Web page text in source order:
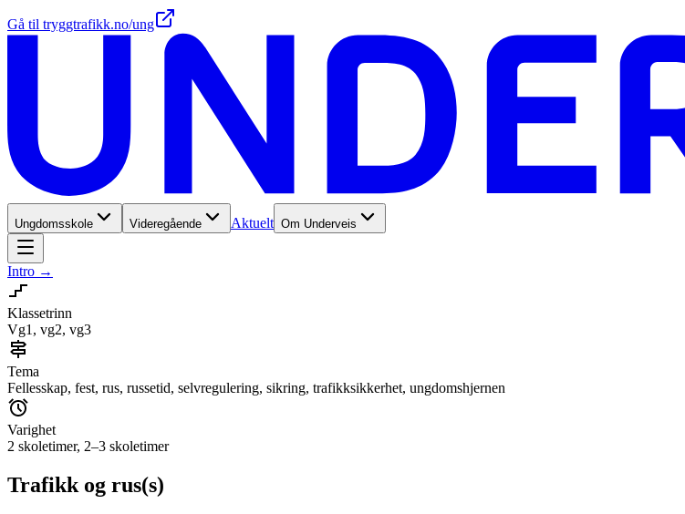
Gå til tryggtrafikk.no/ung
Ungdomsskole Videregående Aktuelt Om Underveis
Intro →
Klassetrinn
Vg1, vg2, vg3
Tema
Fellesskap, fest, rus, russetid, selvregulering, sikring, trafikksikkerhet, ungdomshjernen
Varighet
2 skoletimer, 2–3 skoletimer
Trafikk og rus(s)